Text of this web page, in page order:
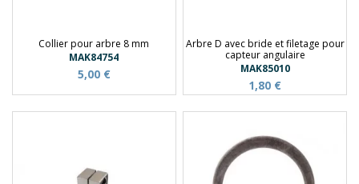
Collier pour arbre 8 mm
MAK84754
5,00 €
Arbre D avec bride et filetage pour
capteur angulaire
MAK85010
1,80 €